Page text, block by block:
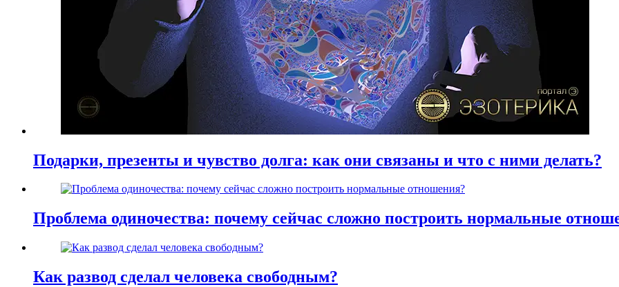
Подарки, презенты и чувство долга: как они связаны и что с ними делать?
Проблема одиночества: почему сейчас сложно построить нормальные
Как развод сделал человека свободным?